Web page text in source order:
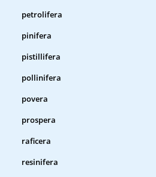
petrolifera
pinifera
pistillifera
pollinifera
povera
prospera
raficera
resinifera